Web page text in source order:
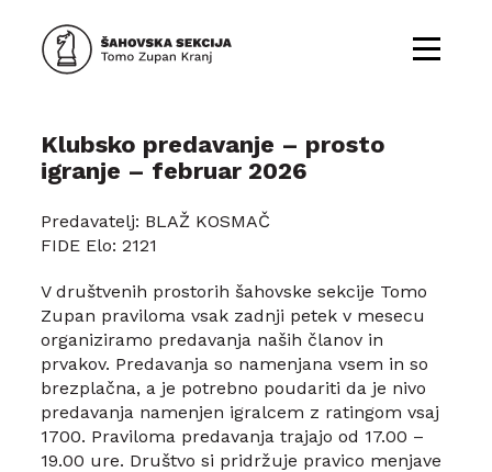
Klubsko predavanje – prosto
igranje – februar 2026
Predavatelj: BLAŽ KOSMAČ
FIDE Elo: 2121
V društvenih prostorih šahovske sekcije Tomo
Zupan praviloma vsak zadnji petek v mesecu
organiziramo predavanja naših članov in
prvakov. Predavanja so namenjana vsem in so
brezplačna, a je potrebno poudariti da je nivo
predavanja namenjen igralcem z ratingom vsaj
1700. Praviloma predavanja trajajo od 17.00 –
19.00 ure. Društvo si pridržuje pravico menjave